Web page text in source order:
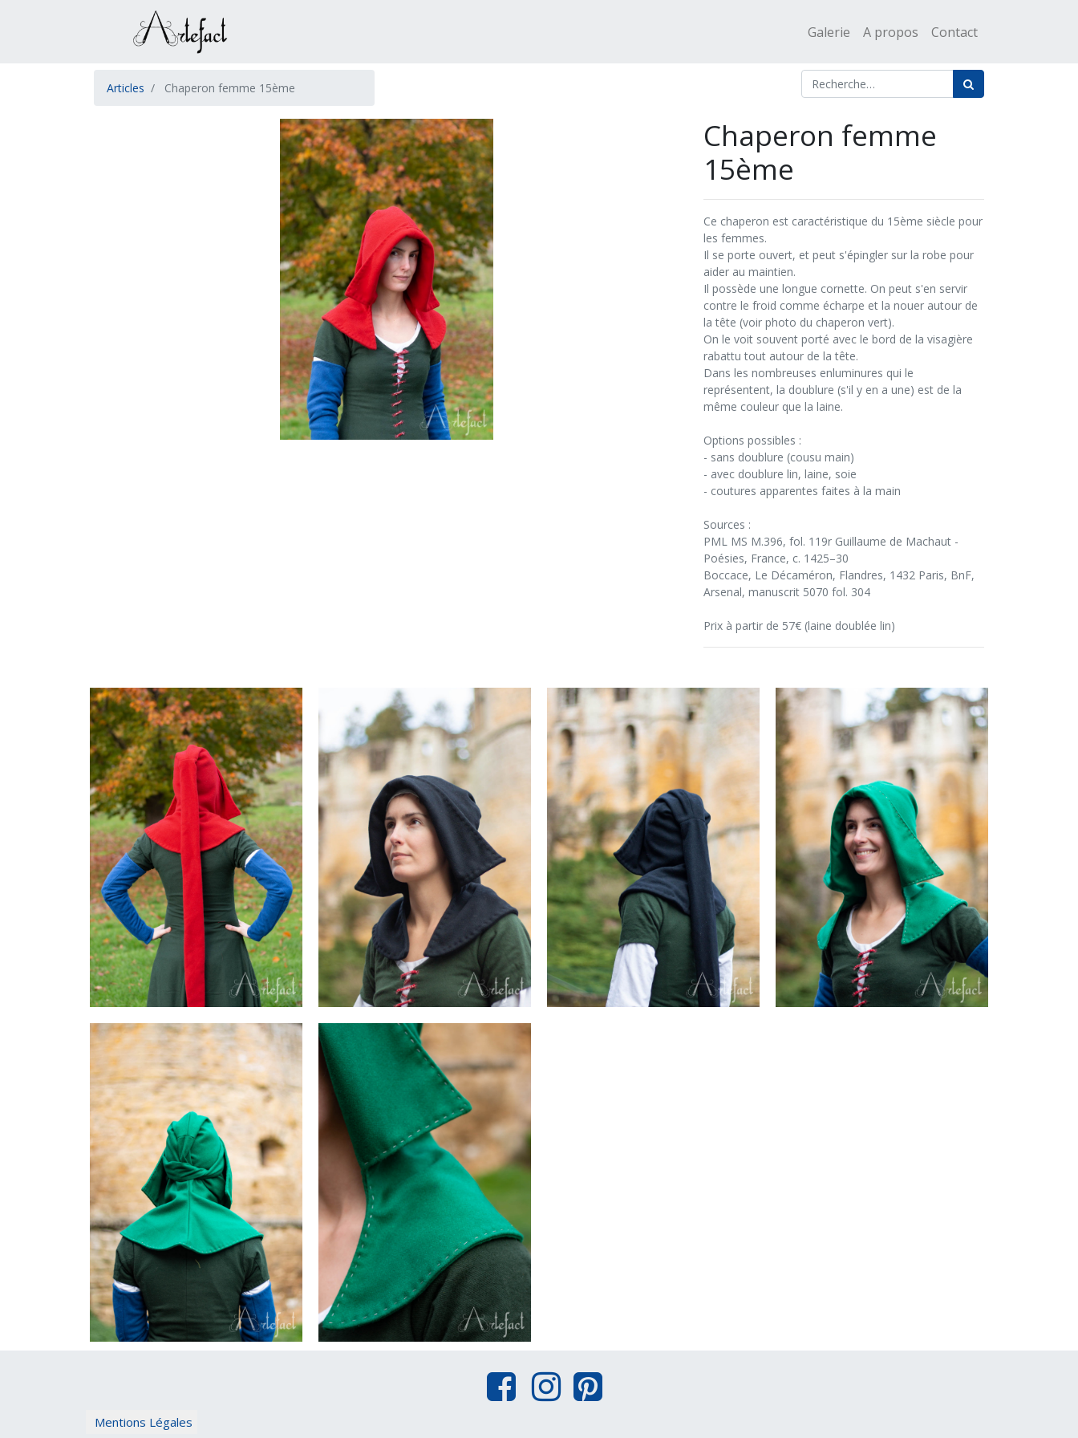
Galerie A propos Contact
Articles Chaperon femme 15ème
Chaperon femme
15ème
Ce chaperon est caractéristique du 15ème siècle pour
les femmes.
Il se porte ouvert, et peut s'épingler sur la robe pour
aider au maintien.
Il possède une longue cornette. On peut s'en servir
contre le froid comme écharpe et la nouer autour de
la tête (voir photo du chaperon vert).
On le voit souvent porté avec le bord de la visagière
rabattu tout autour de la tête.
Dans les nombreuses enluminures qui le
représentent, la doublure (s'il y en a une) est de la
même couleur que la laine.
Options possibles :
- sans doublure (cousu main)
- avec doublure lin, laine, soie
- coutures apparentes faites à la main
Sources :
PML MS M.396, fol. 119r Guillaume de Machaut -
Poésies, France, c. 1425–30
Boccace, Le Décaméron, Flandres, 1432 Paris, BnF,
Arsenal, manuscrit 5070 fol. 304
Prix à partir de 57€ (laine doublée lin)
Mentions Légales